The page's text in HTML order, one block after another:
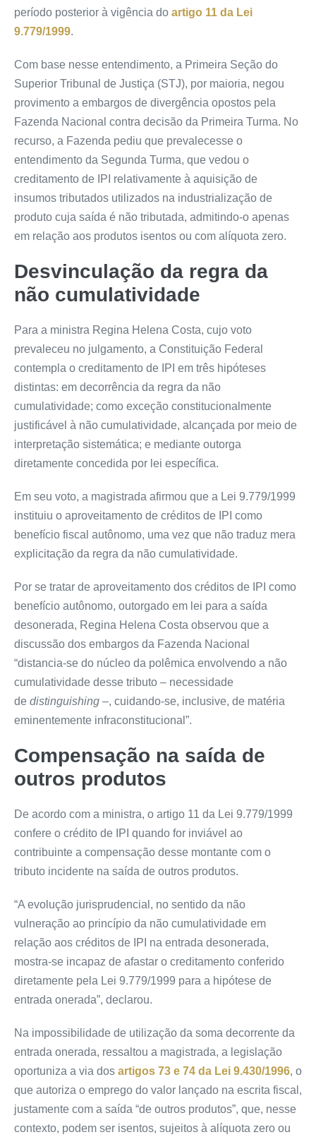
período posterior à vigência do artigo 11 da Lei
9.779/1999.
Com base nesse entendimento, a Primeira Seção do
Superior Tribunal de Justiça (STJ), por maioria, negou
provimento a embargos de divergência opostos pela
Fazenda Nacional contra decisão da Primeira Turma. No
recurso, a Fazenda pediu que prevalecesse o
entendimento da Segunda Turma, que vedou o
creditamento de IPI relativamente à aquisição de
insumos tributados utilizados na industrialização de
produto cuja saída é não tributada, admitindo-o apenas
em relação aos produtos isentos ou com alíquota zero.
Desvinculação da regra da
não cumulatividade
Para a ministra Regina Helena Costa, cujo voto
prevaleceu no julgamento, a Constituição Federal
contempla o creditamento de IPI em três hipóteses
distintas: em decorrência da regra da não
cumulatividade; como exceção constitucionalmente
justificável à não cumulatividade, alcançada por meio de
interpretação sistemática; e mediante outorga
diretamente concedida por lei específica.
Em seu voto, a magistrada afirmou que a Lei 9.779/1999
instituiu o aproveitamento de créditos de IPI como
benefício fiscal autônomo, uma vez que não traduz mera
explicitação da regra da não cumulatividade.
Por se tratar de aproveitamento dos créditos de IPI como
benefício autônomo, outorgado em lei para a saída
desonerada, Regina Helena Costa observou que a
discussão dos embargos da Fazenda Nacional
“distancia-se do núcleo da polêmica envolvendo a não
cumulatividade desse tributo – necessidade
de distinguishing –, cuidando-se, inclusive, de matéria
eminentemente infraconstitucional”.
Compensação na saída de
outros produtos
De acordo com a ministra, o artigo 11 da Lei 9.779/1999
confere o crédito de IPI quando for inviável ao
contribuinte a compensação desse montante com o
tributo incidente na saída de outros produtos.
“A evolução jurisprudencial, no sentido da não
vulneração ao princípio da não cumulatividade em
relação aos créditos de IPI na entrada desonerada,
mostra-se incapaz de afastar o creditamento conferido
diretamente pela Lei 9.779/1999 para a hipótese de
entrada onerada”, declarou.
Na impossibilidade de utilização da soma decorrente da
entrada onerada, ressaltou a magistrada, a legislação
oportuniza a via dos artigos 73 e 74 da Lei 9.430/1996, o
que autoriza o emprego do valor lançado na escrita fiscal,
justamente com a saída “de outros produtos”, que, nesse
contexto, podem ser isentos, sujeitos à alíquota zero ou